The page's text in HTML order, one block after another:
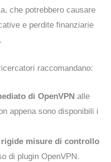
che potrebbero causare
e perdite finanziarie
raccomandano:
di OpenVPN alle
appena sono disponibili i
rigide misure di controllo
di plugin OpenVPN.